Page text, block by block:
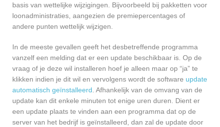
basis van wettelijke wijzigingen. Bijvoorbeeld bij pakketten voor
loonadministraties, aangezien de premiepercentages of
andere punten wettelijk wijzigen.
In de meeste gevallen geeft het desbetreffende programma
vanzelf een melding dat er een update beschikbaar is. Op de
vraag of je deze wil installeren hoef je alleen maar op “ja” te
klikken indien je dit wil en vervolgens wordt de software update
automatisch geïnstalleerd . Afhankelijk van de omvang van de
update kan dit enkele minuten tot enige uren duren. Dient er
een update plaats te vinden aan een programma dat op de
server van het bedrijf is geïnstalleerd, dan zal de update door